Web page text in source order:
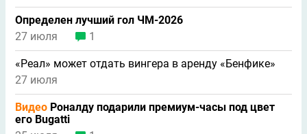
Определен лучший гол ЧМ-2026
27 июля
1
«Реал» может отдать вингера в аренду «Бенфике»
27 июля
Видео Роналду подарили премиум-часы под цвет
его Bugatti